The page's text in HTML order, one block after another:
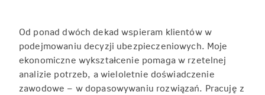
Od ponad dwóch dekad wspieram klientów w
podejmowaniu decyzji ubezpieczeniowych. Moje
ekonomiczne wykształcenie pomaga w rzetelnej
analizie potrzeb, a wieloletnie doświadczenie
zawodowe – w dopasowywaniu rozwiązań. Pracuję z